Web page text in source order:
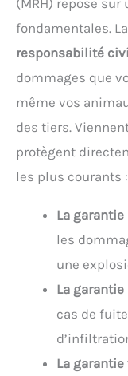
fondamentales.
responsabilité
dommages que
même vos
des tiers.
protègent
les plus courants :
La
les
une
La
cas de
La